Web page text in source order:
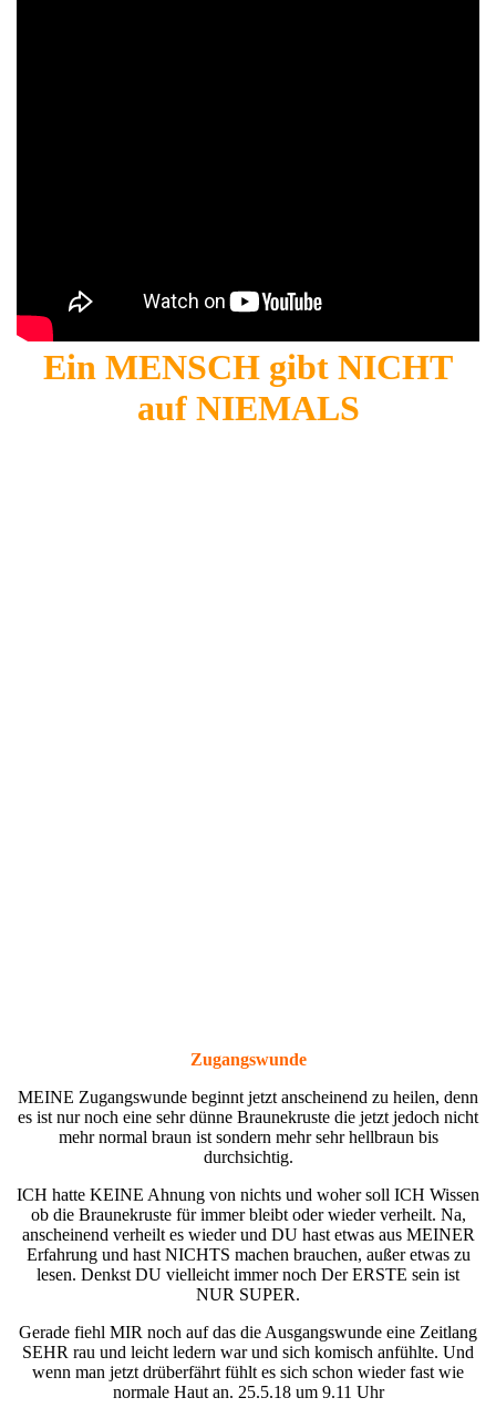
Ein MENSCH gibt NICHT
auf NIEMALS
Zugangswunde
MEINE Zugangswunde beginnt jetzt anscheinend zu heilen, denn
es ist nur noch eine sehr dünne Braunekruste die jetzt jedoch nicht
mehr normal braun ist sondern mehr sehr hellbraun bis
durchsichtig.
ICH hatte KEINE Ahnung von nichts und woher soll ICH Wissen
ob die Braunekruste für immer bleibt oder wieder verheilt. Na,
anscheinend verheilt es wieder und DU hast etwas aus MEINER
Erfahrung und hast NICHTS machen brauchen, außer etwas zu
lesen. Denkst DU vielleicht immer noch Der ERSTE sein ist
NUR SUPER.
Gerade fiehl MIR noch auf das die Ausgangswunde eine Zeitlang
SEHR rau und leicht ledern war und sich komisch anfühlte. Und
wenn man jetzt drüberfährt fühlt es sich schon wieder fast wie
normale Haut an. 25.5.18 um 9.11 Uhr